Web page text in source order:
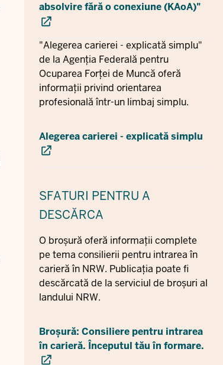
absolvire fără o conexiune (KAoA)"
"Alegerea carierei - explicată simplu"
de la Agenția Federală pentru
Ocuparea Forței de Muncă oferă
informații privind orientarea
profesională într-un limbaj simplu.
Alegerea carierei - explicată simplu
SFATURI PENTRU A
DESCĂRCA
O broșură oferă informații complete
pe tema consilierii pentru intrarea în
carieră în NRW. Publicația poate fi
descărcată de la serviciul de broșuri al
landului NRW.
Broșură: Consiliere pentru intrarea
în carieră. Începutul tău în formare.